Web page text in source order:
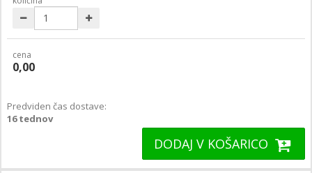
cena
0,00
Predviden čas dostave:
16 tednov
DODAJ V KOŠARICO